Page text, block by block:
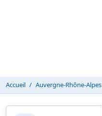
Accueil Auvergne-Rhône-Alpes